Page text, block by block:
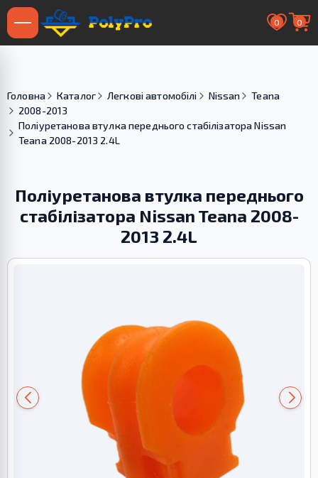
0 0
Головна Каталог Легкові автомобілі Nissan
Teana
2008-2013
Поліуретанова втулка переднього стабілізатора Nissan
Teana 2008-2013 2.4L
Поліуретанова втулка переднього
стабілізатора Nissan Teana 2008-
2013 2.4L